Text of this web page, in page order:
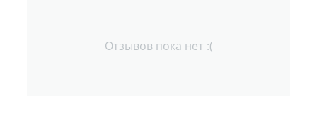
Отзывов пока нет :(